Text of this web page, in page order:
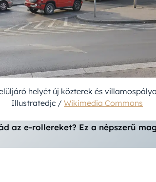
helyét új közterek és
Illustratedjc / Wikimedia Commons
az e-rollereket? Ez a népszerű